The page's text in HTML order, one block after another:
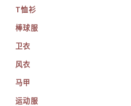
T恤衫
棒球服
卫衣
风衣
马甲
运动服